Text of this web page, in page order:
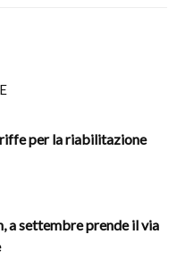
per la riabilitazione
a settembre prende il via